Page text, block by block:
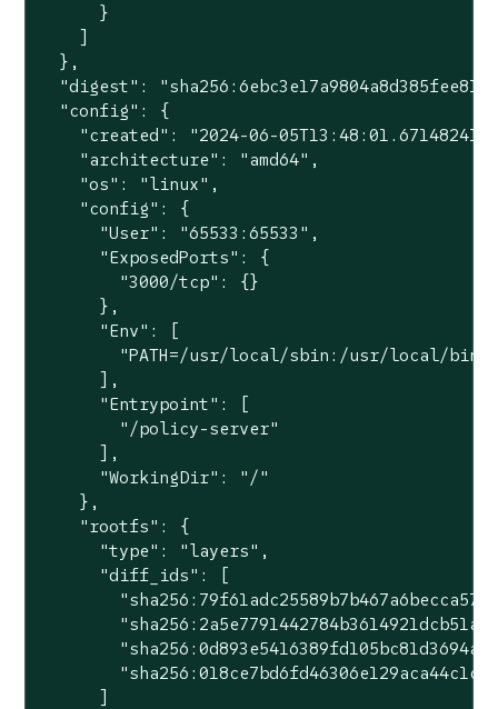
      }
    ]
  },
"digest":
  "config": {
"created": "2024-06-
    "architecture": "amd64",
    "os": "linux",
    "config": {
      "User": "65533:65533",
      "ExposedPorts": {
        "3000/tcp": {}
      },
      "Env": [
"PATH=/usr/local/sbin:/usr/local/
      ],
      "Entrypoint": [
        "/policy-server"
      ],
      "WorkingDir": "/"
    },
    "rootfs": {
      "type": "layers",
      "diff_ids": [
      ]